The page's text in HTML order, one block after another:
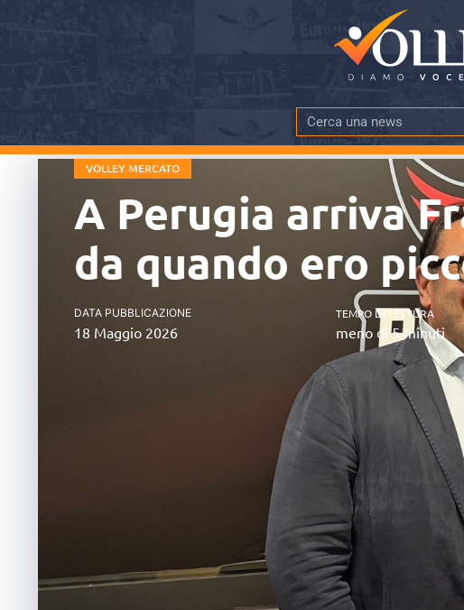
VOLLEY MERCATO
A Perugia arriva
da quando ero
DATA PUBBLICAZIONE
18 Maggio 2026
TEMPO DI LETTURA
meno di 5 minuti